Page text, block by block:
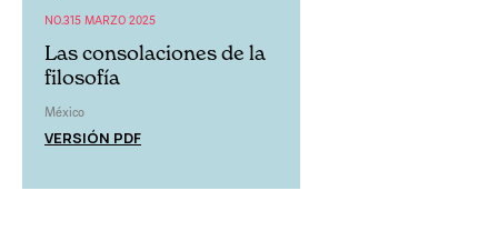
NO.315 MARZO 2025
Las consolaciones de la
filosofía
México
VERSIÓN PDF